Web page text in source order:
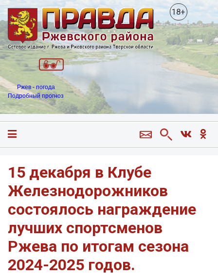
18+
Ржев - погода
Подробный прогноз
15 декабря в Клубе
Железнодорожников
состоялось награждение
лучших спортсменов
Ржева по итогам сезона
2024-2025 годов.